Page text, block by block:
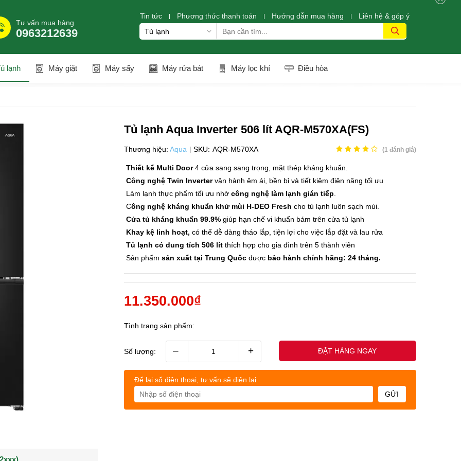
Tư vấn mua hàng
0963212639
Tin tức Phương thức thanh toán Hướng dẫn mua hàng Liên hệ & góp ý
lạnh Máy giặt Máy sấy Máy rửa bát Máy lọc khí Điều hòa
Tủ lạnh Aqua Inverter 506 lít AQR-M570XA(FS)
Thương hiệu: Aqua SKU: AQR-M570XA (1đánh giá)
Thiết kế Multi Door4 cửa sang sang trọng, mặt thép kháng khuẩn.
Công nghệ Twin Invertervận hành êm ái, bền bỉ và tiết kiệm điện năng tối ưu
Làm lạnh thực phẩm tối ưu nhờ công nghệ làm lạnh gián tiếp
Công nghệ kháng khuẩn khử mùi H-DEO Fresh cho tủ lạnh luôn sạch mùi.
Cửa tủ kháng khuẩn 99.9%giúp hạn chế vi khuẩn bám trên cửa tủ lạnh
Khay kệ linh hoạt, có thể dễ dàng tháo lắp, tiện lợi cho việc lắp đặt và lau rửa
Tủ lạnh có dung tích 506 lítthích hợp cho gia đình trên 5 thành viên
Sản phẩm sản xuất tại Trung Quốcđược bảo hành chính hãng: 24 tháng.
11.350.000₫
Tình trạng sản phẩm:
Số lượng: – + ĐẶT HÀNG NGAY
Để lại số điện thoại, tư vấn sẽ điện lại
GỬI